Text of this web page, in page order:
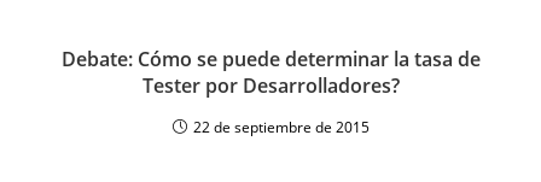
Debate: Cómo se puede determinar la tasa de
Tester por Desarrolladores?
22 de septiembre de 2015